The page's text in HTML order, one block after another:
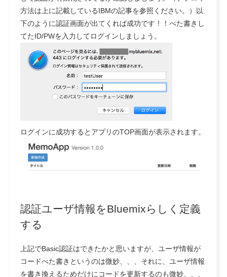
方法は上に記載しているIBMの記事を参照ください。）以
下のように認証画面が出てくれば成功です！！べた書きし
てたID/PWを入力してログインしましょう。
ログインに成功するとアプリのTOP画面が表示されます。
認証ユーザ情報をBluemixらしく定義
する
上記でBasic認証はできたかと思いますが、ユーザ情報が
コードべた書きというのは微妙、、、それに、ユーザ情報
を書き換えるためだけにコードを更新するのも微妙、、、